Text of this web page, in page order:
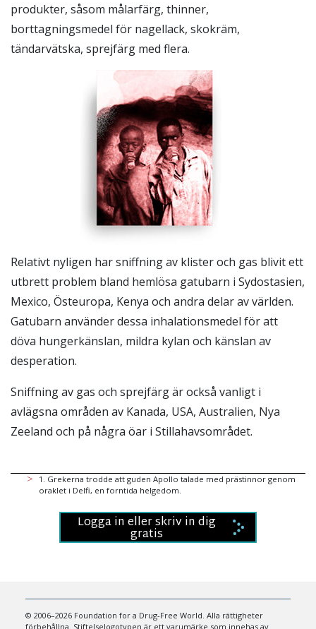
produkter, såsom målarfärg, thinner,
borttagningsmedel för nagellack, skokräm,
tändarvätska, sprejfärg med flera.
Relativt nyligen har sniffning av klister och gas blivit ett
utbrett problem bland hemlösa gatubarn i Sydostasien,
Mexico, Östeuropa, Kenya och andra delar av världen.
Gatubarn använder dessa inhalationsmedel för att
döva hungerkänslan, mildra kylan och känslan av
desperation.
Sniffning av gas och sprejfärg är också vanligt i
avlägsna områden av Kanada, USA, Australien, Nya
Zeeland och på några öar i Stillahavsområdet.
1 Grekerna trodde att guden Apollo talade med prästinnor genom
oraklet i Delfi, en forntida helgedom.
Logga in eller skriv in dig
gratis
© 2006–2026 Foundation for a Drug-Free World. Alla rättigheter
förbehållna. Stiftelselogotypen är ett varumärke som innehas av